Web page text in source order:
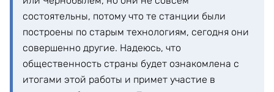
состоятельны, потому что те станции были
построены по старым технологиям, сегодня они
совершенно другие. Надеюсь, что
общественность страны будет ознакомлена с
итогами этой работы и примет участие в